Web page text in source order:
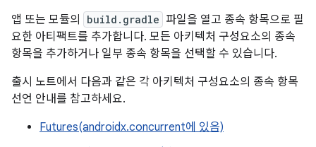
앱 또는 모듈의 build.gradle 파일을 열고 종속 항목으로 필
요한 아티팩트를 추가합니다. 모든 아키텍처 구성요소의 종속
항목을 추가하거나 일부 종속 항목을 선택할 수 있습니다.
출시 노트에서 다음과 같은 각 아키텍처 구성요소의 종속 항목
선언 안내를 참고하세요.
Futures(androidx.concurrent에 있음)